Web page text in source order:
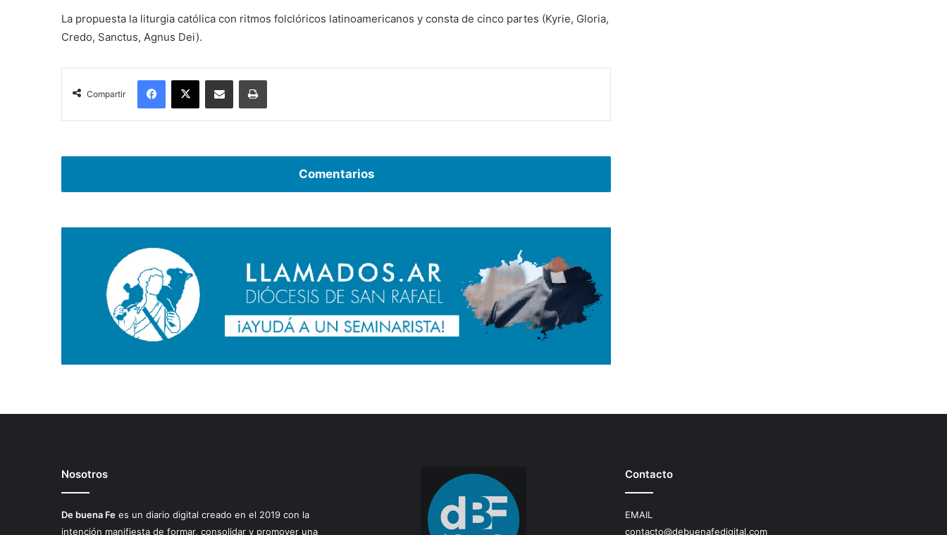
La propuesta la liturgia católica con ritmos folclóricos latinoamericanos y consta de cinco partes (Kyrie, Gloria,
Credo, Sanctus, Agnus Dei).
Compartir
Comentarios
Nosotros
De buena Fe es un diario digital creado en el 2019 con la
intención manifiesta de formar, consolidar y promover una
Contacto
EMAIL
contacto@debuenafedigital.com